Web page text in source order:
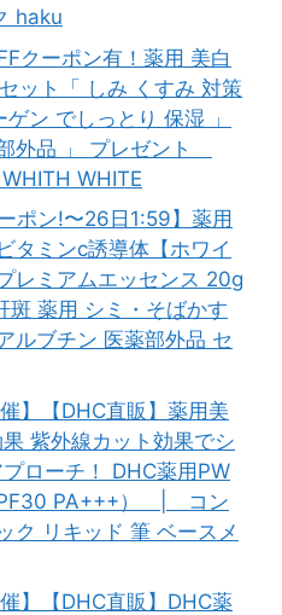
haku
クーポン有！薬用 美白
ット「 しみ くすみ 対策
ン でしっとり 保湿 」
外品 」 プレゼント
WHITE
ポン!〜26日1:59】薬用
タミンc誘導体【ホワイ
レミアムエッセンス 20g
斑 薬用 シミ・そばかす
ルブチン 医薬部外品 セ
】【DHC直販】薬用美
紫外線カット効果でシ
ローチ！ DHC薬用PW
PA+++） | コン
ク リキッド 筆 ベースメ
】【DHC直販】DHC薬